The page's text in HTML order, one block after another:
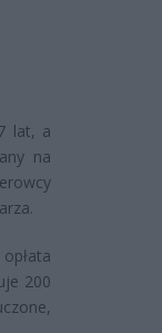
lat, a
na
200